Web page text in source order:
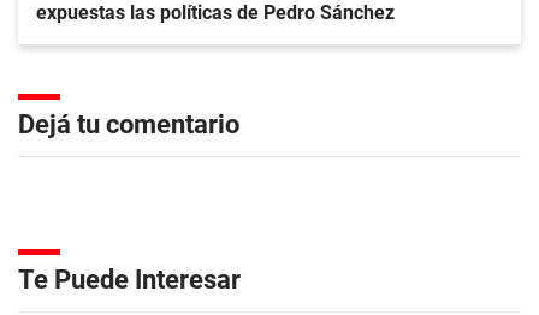
expuestas las políticas de Pedro Sánchez
Dejá tu comentario
Te Puede Interesar